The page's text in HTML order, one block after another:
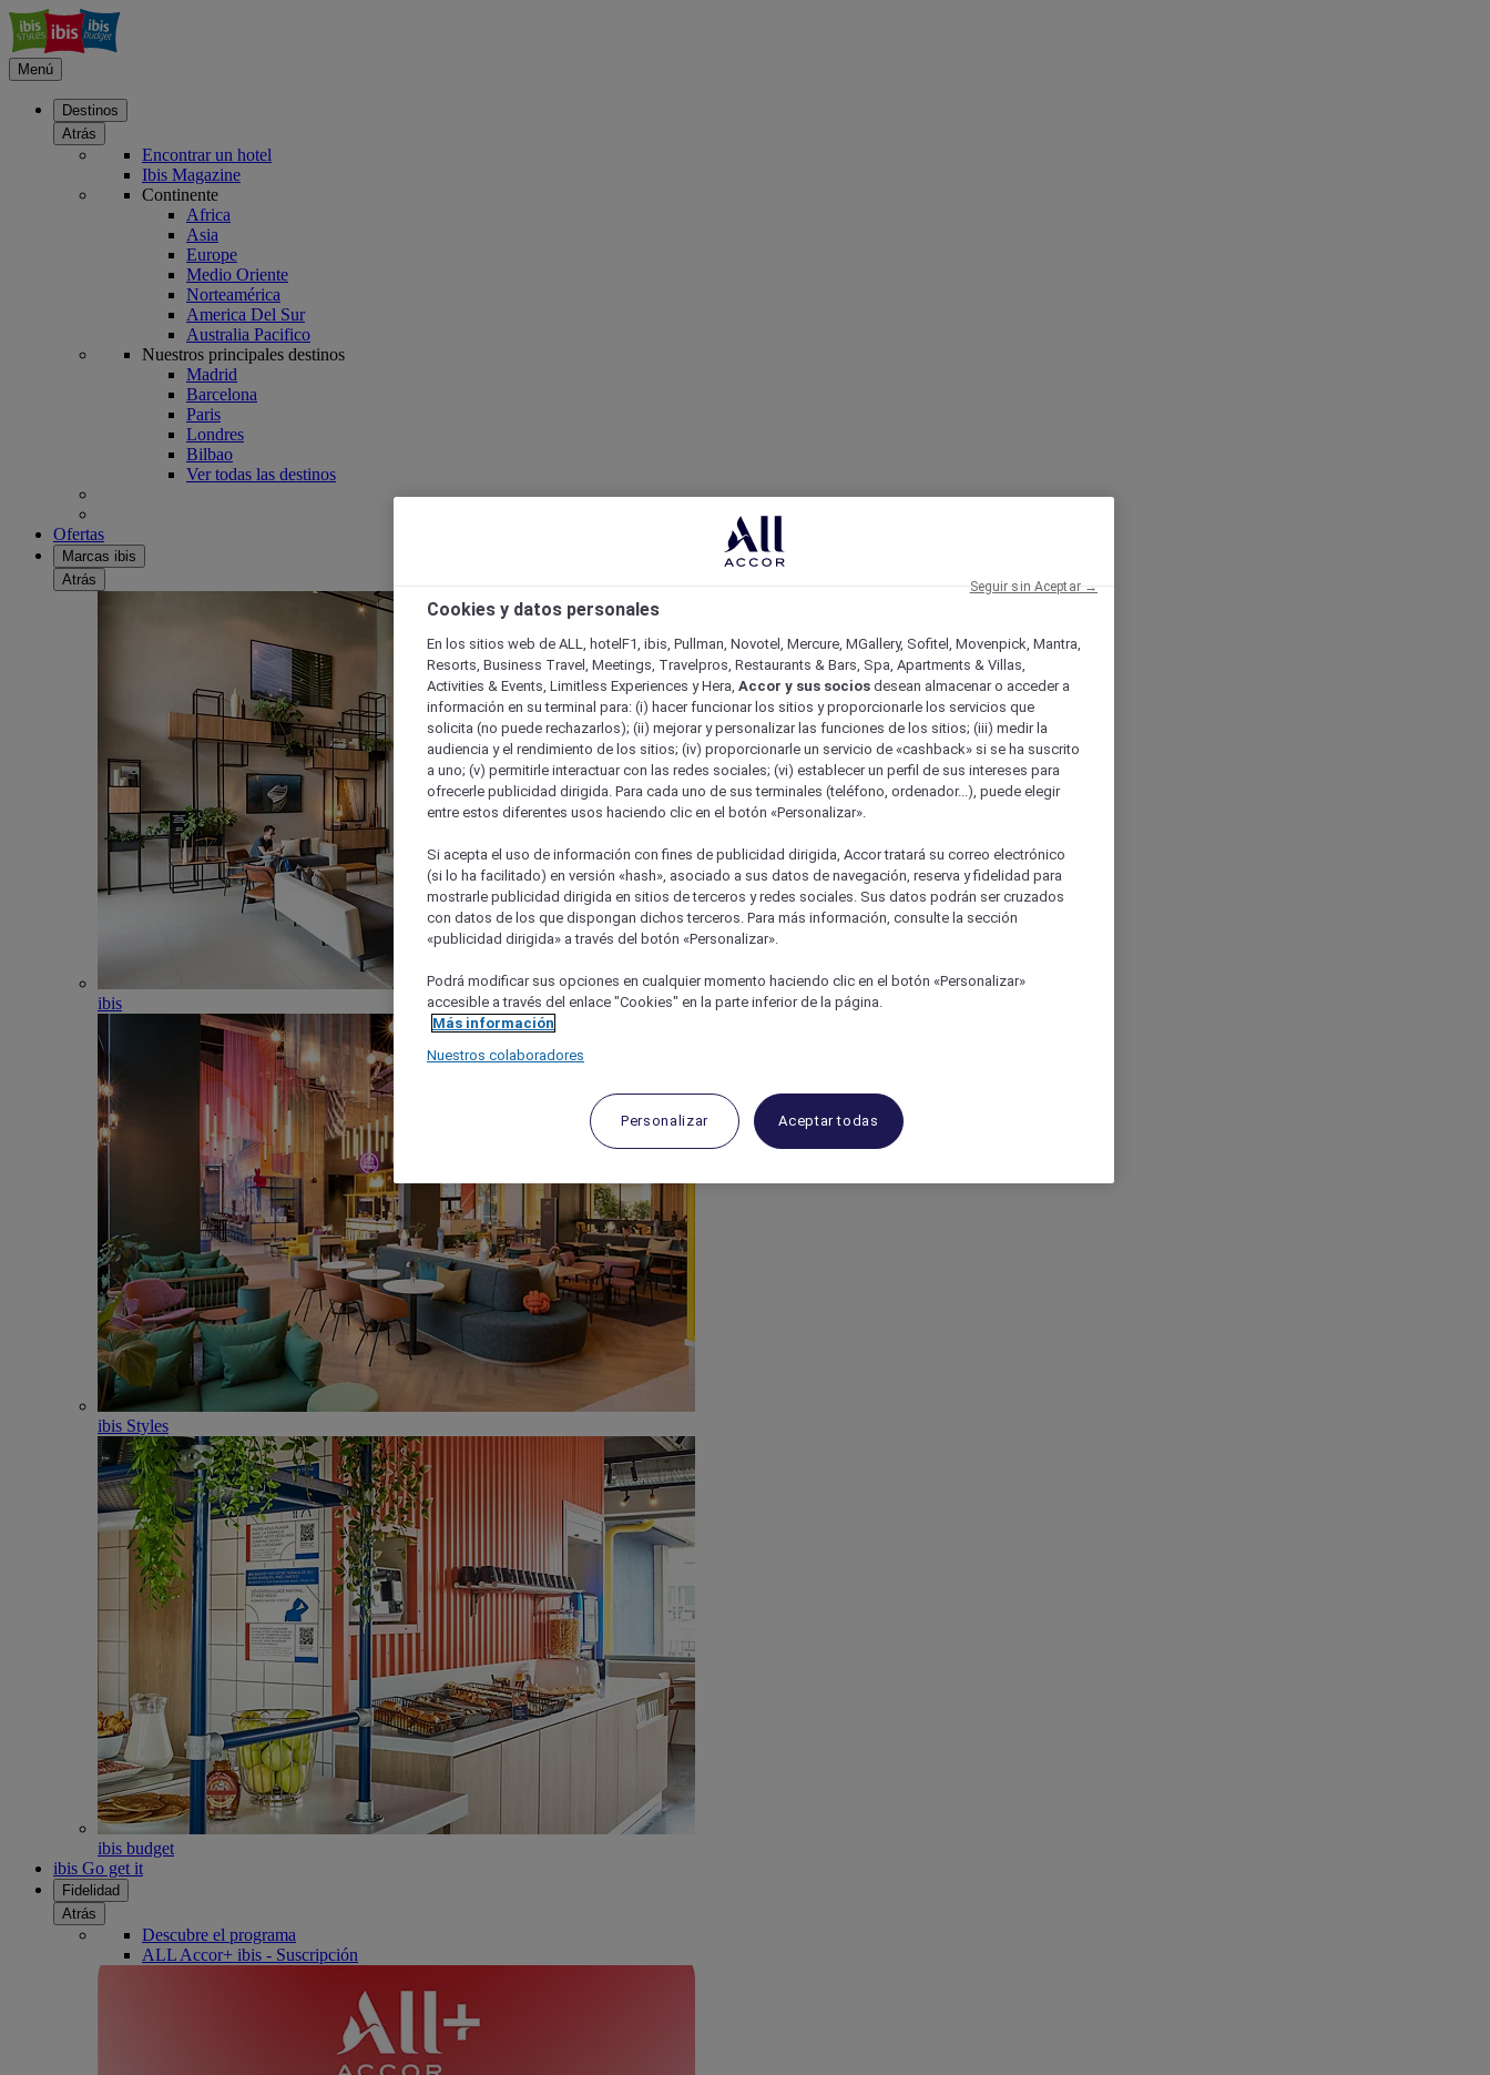
Menú
Destinos
Atrás
Encontrar un hotel
Ibis Magazine
Continente
Africa
Asia
Europe
Medio Oriente
Norteamérica
America Del Sur
Australia Pacifico
Nuestros principales destinos
Madrid
Barcelona
Paris
Londres
Bilbao
Ver todas las destinos
Ofertas
Marcas ibis
Atrás
ibis
ibis Styles
ibis budget
ibis Go get it
Fidelidad
Atrás
Descubre el programa
ALL Accor+ ibis - Suscripción
Cookies y datos personales
En los sitios web de ALL, hotelF1, ibis, Pullman, Novotel, Mercure, MGallery, Sofitel, Movenpick, Mantra,
Resorts, Business Travel, Meetings, Travelpros, Restaurants & Bars, Spa, Apartments & Villas,
Activities & Events, Limitless Experiences y Hera, Accor y sus socios desean almacenar o acceder a
información en su terminal para: (i) hacer funcionar los sitios y proporcionarle los servicios que
solicita (no puede rechazarlos); (ii) mejorar y personalizar las funciones de los sitios; (iii) medir la
audiencia y el rendimiento de los sitios; (iv) proporcionarle un servicio de «cashback» si se ha suscrito
a uno; (v) permitirle interactuar con las redes sociales; (vi) establecer un perfil de sus intereses para
ofrecerle publicidad dirigida. Para cada uno de sus terminales (teléfono, ordenador...), puede elegir
entre estos diferentes usos haciendo clic en el botón «Personalizar».
Si acepta el uso de información con fines de publicidad dirigida, Accor tratará su correo electrónico
(si lo ha facilitado) en versión «hash», asociado a sus datos de navegación, reserva y fidelidad para
mostrarle publicidad dirigida en sitios de terceros y redes sociales. Sus datos podrán ser cruzados
con datos de los que dispongan dichos terceros. Para más información, consulte la sección
«publicidad dirigida» a través del botón «Personalizar».
Podrá modificar sus opciones en cualquier momento haciendo clic en el botón «Personalizar»
accesible a través del enlace "Cookies" en la parte inferior de la página.
Más información
Nuestros colaboradores
Personalizar Aceptar todas
Seguir sin Aceptar →